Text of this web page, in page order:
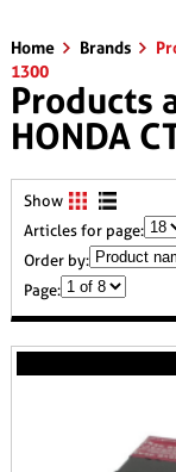
Home Brands
1300
Products
HONDA
Show
Articles for page:
Order by:
Page: